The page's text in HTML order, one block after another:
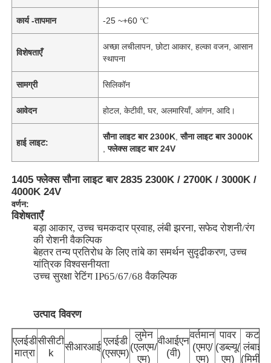
कार्य -तापमान -25 ~+60 ℃
विशेषताएँ
अच्छा लचीलापन, छोटा आकार, हल्का वजन, आसान
स्थापना
सामग्री सिलिकॉन
आवेदन होटल, केटीवी, घर, अलमारियाँ, आंगन, आदि।
हाई लाइट:
सौना लाइट बार 2300K ,सौना लाइट बार 3000K
,फ्लेक्स लाइट बार 24V
1405 फ्लेक्स सौना लाइट बार 2835 2300K / 2700K / 3000K /
4000K 24V
वर्णन:
विशेषताएँ
बड़ा आकार, उच्च चमकदार प्रवाह, लंबी झरना, सफेद रोशनी/रंग
की रोशनी वैकल्पिक
बेहतर तन्य प्रतिरोध के लिए तांबे का समर्थन सुदृढीकरण, उच्च
यांत्रिक विश्वसनीयता
उच्च सुरक्षा रेटिंग IP65/67/68 वैकल्पिक
उत्पाद विवरण
एलईडी
मात्रा
सीसीटी
k
सीआरआई
एलईडी
(एसएम)
लुमेन
(एलएम/
एम)
वीआईएन
(वी)
वर्तमान
(एमए/
एम)
पावर
(डब्ल्यू/
एम)
कट
लंबाई
(मिमी)